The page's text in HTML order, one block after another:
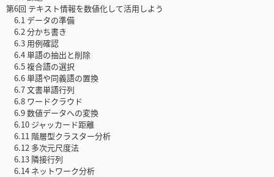
第6回 テキスト情報を数値化して活用しよう
6.1 データの準備
6.2 分かち書き
6.3 用例確認
6.4 単語の抽出と削除
6.5 複合語の選択
6.6 単語や同義語の置換
6.7 文書単語行列
6.8 ワードクラウド
6.9 数値データへの変換
6.10 ジャッカード距離
6.11 階層型クラスター分析
6.12 多次元尺度法
6.13 隣接行列
6.14 ネットワーク分析